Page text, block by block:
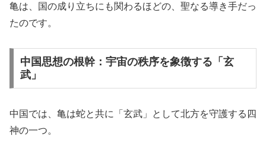
亀は、国の成り立ちにも関わるほどの、聖なる導き手だっ
たのです。
中国思想の根幹：宇宙の秩序を象徴する「玄
武」
中国では、亀は蛇と共に「玄武」として北方を守護する四
神の一つ。